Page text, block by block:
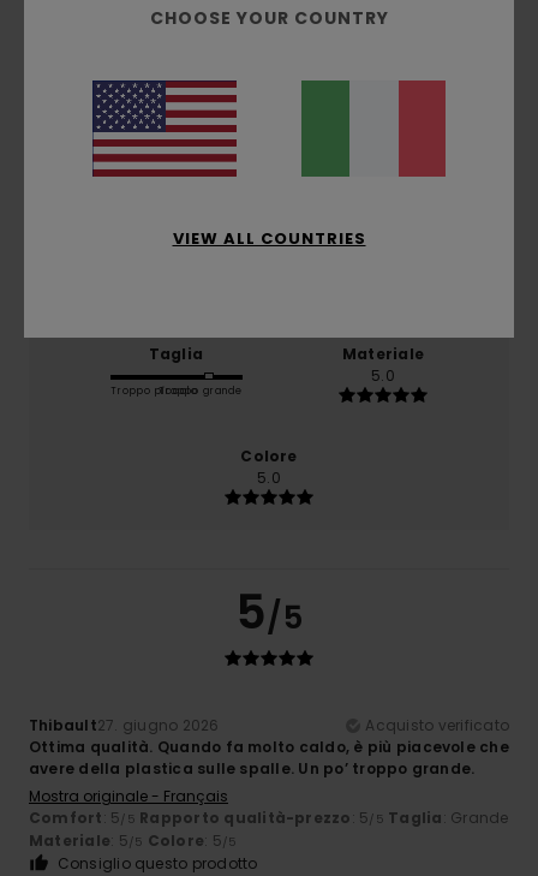
Il 100% dei nostri clienti consiglia questo prodotto
Comfort
Rapporto qualità-prezzo
Taglia
Troppo piccoloTroppo grande
Materiale
5.0
Colore
5.0
5/5
Thibault27. giugno 2026
Acquisto verificato
Ottima qualità. Quando fa molto caldo, è più piacevole che
avere della plastica sulle spalle. Un po’ troppo grande.
Mostra originale - Français
Comfort: 5/5 Rapporto qualità-prezzo: 5/5 Taglia: Grande
Materiale: 5/5 Colore: 5/5
Consiglio questo prodotto
CHOOSE YOUR COUNTRY
VIEW ALL COUNTRIES